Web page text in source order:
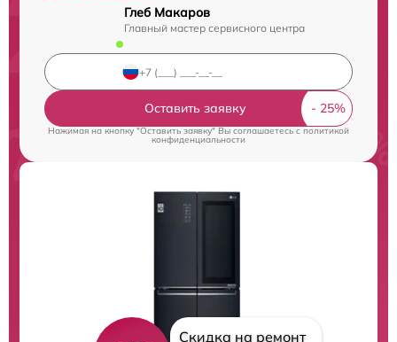
Глеб Макаров
Главный мастер сервисного центра
Оставить заявку
Нажимая на кнопку "Оставить заявку" Вы соглашаетесь cполитикой
конфиденциальности
Скидка на ремонт